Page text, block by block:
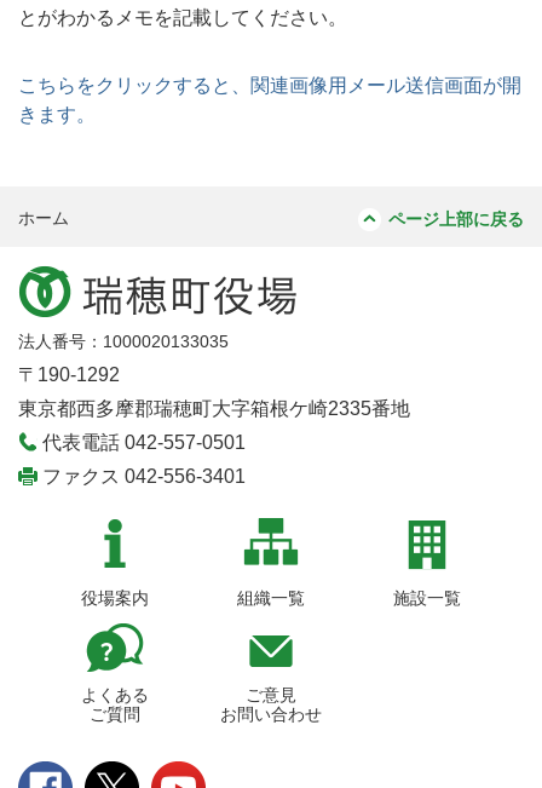
とがわかるメモを記載してください。
こちらをクリックすると、関連画像用メール送信画面が開
きます。
ホーム ページ上部に戻る
法人番号：1000020133035
〒190-1292
東京都西多摩郡瑞穂町大字箱根ケ崎2335番地
代表電話 042-557-0501
ファクス 042-556-3401
役場案内 組織一覧 施設一覧
よくある
ご質問
ご意見
お問い合わせ